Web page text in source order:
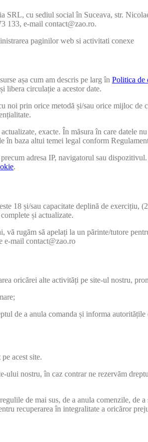
cu sediul social în Suceava, str.
133, e-mail contact@zao.ro.
paginilor web si activitati conexe
așa cum am descris pe larg în Politica de
libera circulație a acestor date.
noi prin orice metodă și/sau orice mijloc de
exacte. În măsura în care datele
în baza altui temei legal conform
adresa IP, navigatorul sau
.
18 și/sau capacitate deplină de exercițiu,
și actualizate.
rugăm să apelați la un părinte/tutore
e-mail contact@zao.ro
oricărei alte activități pe site-ul nostru,
de a anula comanda și informa autoritățile
acest site.
nostru, în caz contrar ne rezervăm
de mai sus, de a anula comenzile, de
recuperarea în integralitate a oricăror